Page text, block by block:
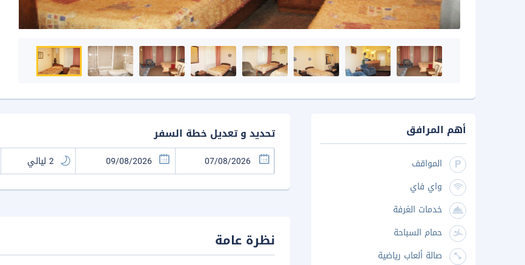
تحديد و تعديل خطة السفر
نظرة عامة
أهم المرافق
المواقف
واي فاي
خدمات الغرفة
حمام السباحة
صالة ألعاب رياضية